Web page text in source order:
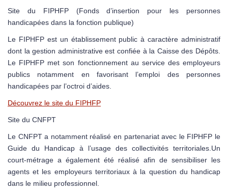
Site du FIPHFP (Fonds d’insertion pour les personnes
handicapées dans la fonction publique)
Le FIPHFP est un établissement public à caractère administratif
dont la gestion administrative est confiée à la Caisse des Dépôts.
Le FIPHFP met son fonctionnement au service des employeurs
publics notamment en favorisant l’emploi des personnes
handicapées par l’octroi d’aides.
Découvrez le site du FIPHFP
Site du CNFPT
Le CNFPT a notamment réalisé en partenariat avec le FIPHFP le
Guide du Handicap à l’usage des collectivités territoriales.Un
court-métrage a également été réalisé afin de sensibiliser les
agents et les employeurs territoriaux à la question du handicap
dans le milieu professionnel.